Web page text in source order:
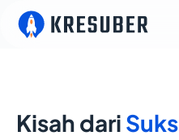
Kisah dari